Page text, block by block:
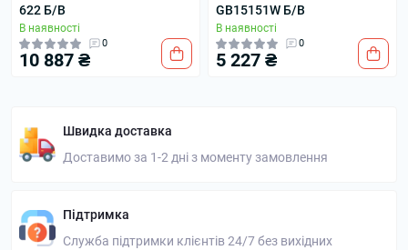
622 Б/В
В наявності
0
10 887 ₴
GB15151W Б/В
В наявності
0
5 227 ₴
Швидка доставка
Доставимо за 1-2 дні з моменту замовлення
Підтримка
Служба підтримки клієнтів 24/7 без вихідних